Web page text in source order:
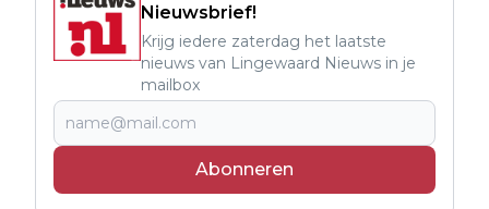
Nieuwsbrief!
Krijg iedere zaterdag het laatste
nieuws van Lingewaard Nieuws in je
mailbox
Abonneren